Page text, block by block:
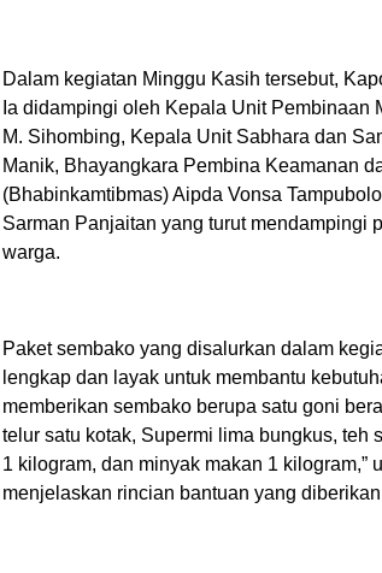
Dalam kegiatan Minggu Kasih tersebut,
Ia didampingi oleh Kepala Unit Pembinaan
M. Sihombing, Kepala Unit Sabhara dan
Manik, Bhayangkara Pembina Keamanan
(Bhabinkamtibmas) Aipda Vonsa
Sarman Panjaitan yang turut mendampingi
warga.
Paket sembako yang disalurkan dalam
lengkap dan layak untuk membantu
memberikan sembako berupa satu goni
telur satu kotak, Supermi lima bungkus, teh
1 kilogram, dan minyak makan 1 kilogram,”
menjelaskan rincian bantuan yang